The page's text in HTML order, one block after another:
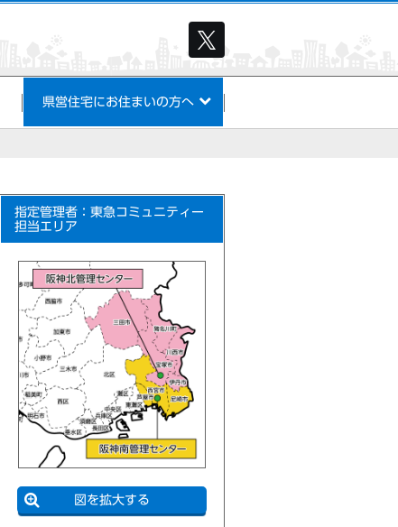
県営住宅にお住まいの方へ
指定管理者：東急コミュニティー
担当エリア
図を拡大する